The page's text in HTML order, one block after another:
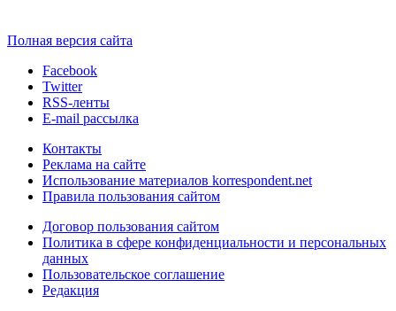
Полная версия сайта
Facebook
Twitter
RSS-ленты
E-mail рассылка
Контакты
Реклама на сайте
Использование материалов korrespondent.net
Правила пользования сайтом
Договор пользования сайтом
Политика в сфере конфиденциальности и персональных
данных
Пользовательское соглашение
Редакция